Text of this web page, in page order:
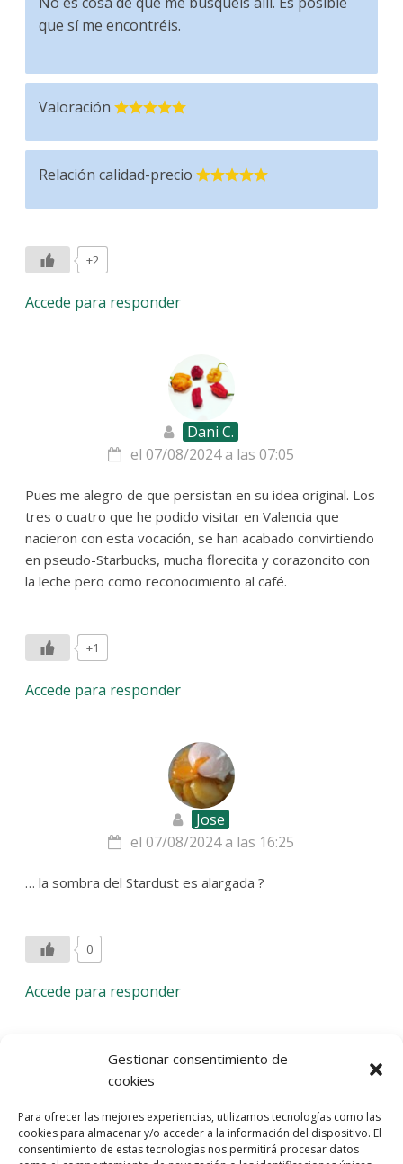
Gestionar consentimiento de
cookies
Para ofrecer las mejores experiencias, utilizamos tecnologías como las
cookies para almacenar y/o acceder a la información del dispositivo. El
consentimiento de estas tecnologías nos permitirá procesar datos
que sí me encontréis.
Valoración
Relación calidad-precio
+2
Accede para responder
Dani C.
el 07/08/2024 a las 07:05
Pues me alegro de que persistan en su idea original. Los
tres o cuatro que he podido visitar en Valencia que
nacieron con esta vocación, se han acabado convirtiendo
en pseudo-Starbucks, mucha florecita y corazoncito con
la leche pero como reconocimiento al café.
+1
Accede para responder
Jose
el 07/08/2024 a las 16:25
… la sombra del Stardust es alargada ?
0
Accede para responder
Deja una respuesta
comentario.
Entra con tu red social